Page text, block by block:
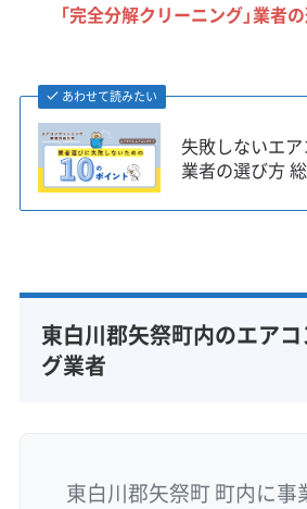
「完全分解クリーニング」業者
あわせて読みたい
失敗しないエ
業者の選び方
東白川郡矢祭町内のエア
グ業者
東白川郡矢祭町 町内に事